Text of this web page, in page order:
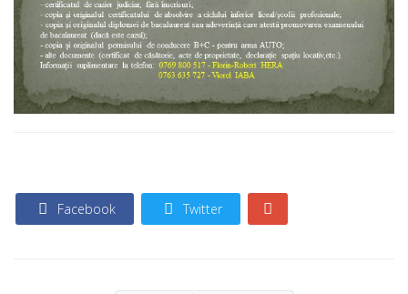
Facebook Twitter